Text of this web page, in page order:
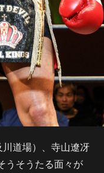
道場）、寺山遼冴
うそうたる面々が